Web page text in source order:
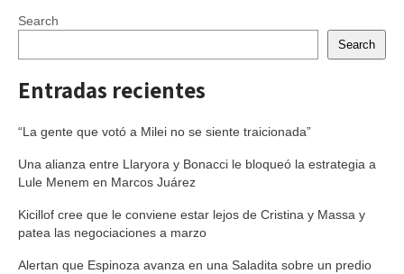
Search
Search
Entradas recientes
“La gente que votó a Milei no se siente traicionada”
Una alianza entre Llaryora y Bonacci le bloqueó la estrategia a
Lule Menem en Marcos Juárez
Kicillof cree que le conviene estar lejos de Cristina y Massa y
patea las negociaciones a marzo
Alertan que Espinoza avanza en una Saladita sobre un predio